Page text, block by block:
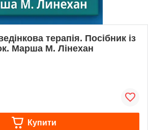
терапія. Посібник із
Марша М. Лінехан
Купити